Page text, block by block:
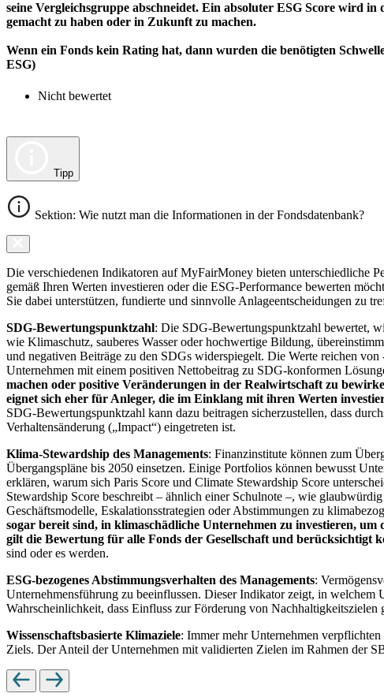
seine Vergleichsgruppe abschneidet. Ein absoluter ESG Score wird
gemacht zu haben oder in Zukunft zu machen.
Wenn ein Fonds kein Rating hat, dann wurden die benötigten
ESG)
Nicht bewertet
Tipp
Sektion: Wie nutzt man die Informationen in der Fondsdatenbank?
Die verschiedenen Indikatoren auf MyFairMoney bieten unterschiedliche
gemäß Ihren Werten investieren oder die ESG-Performance bewerten
Sie dabei unterstützen, fundierte und sinnvolle Anlageentscheidungen zu
SDG-Bewertungspunktzahl: Die SDG-Bewertungspunktzahl bewertet,
wie Klimaschutz, sauberes Wasser oder hochwertige Bildung,
und negativen Beiträge zu den SDGs widerspiegelt. Die Werte reichen
Unternehmen mit einem positiven Nettobeitrag zu SDG-konformen
machen oder positive Veränderungen in der Realwirtschaft zu
eignet sich eher für Anleger, die im Einklang mit ihren Werten
SDG-Bewertungspunktzahl kann dazu beitragen sicherzustellen, dass
Verhaltensänderung („Impact“) eingetreten ist.
Klima-Stewardship des Managements: Finanzinstitute können zum
Übergangspläne bis 2050 einsetzen. Einige Portfolios können bewusst
erklären, warum sich Paris Score und Climate Stewardship Score
Stewardship Score beschreibt – ähnlich einer Schulnote –, wie
Geschäftsmodelle, Eskalationsstrategien oder Abstimmungen zu
sogar bereit sind, in klimaschädliche Unternehmen zu investieren,
gilt die Bewertung für alle Fonds der Gesellschaft und berücksichtigt
sind oder es werden.
ESG-bezogenes Abstimmungsverhalten des Managements:
Unternehmensführung zu beeinflussen. Dieser Indikator zeigt, in welchem
Wahrscheinlichkeit, dass Einfluss zur Förderung von
Wissenschaftsbasierte Klimaziele: Immer mehr Unternehmen
Ziels. Der Anteil der Unternehmen mit validierten Zielen im Rahmen der